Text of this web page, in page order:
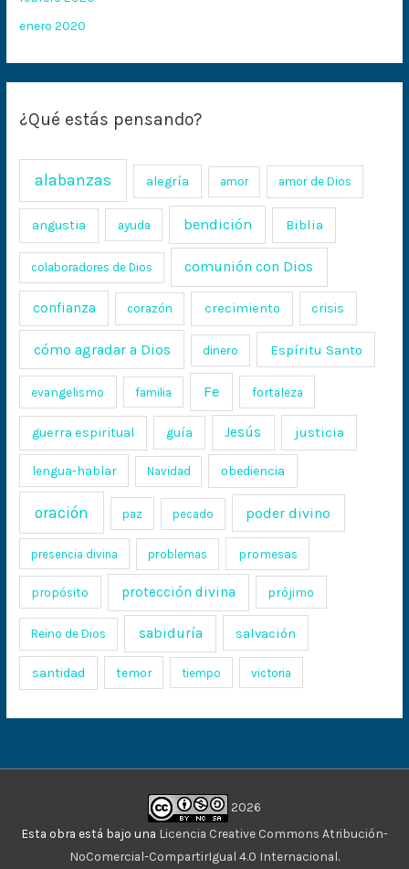
enero 2020
¿Qué estás pensando?
alabanzas alegría amor amor de Dios
angustia ayuda bendición Biblia
colaboradores de Dios comunión con Dios
confianza corazón crecimiento crisis
cómo agradar a Dios dinero Espíritu Santo
evangelismo familia Fe fortaleza
guerra espiritual guía Jesús justicia
lengua-hablar Navidad obediencia
oración paz pecado poder divino
presencia divina problemas promesas
propósito protección divina prójimo
Reino de Dios sabiduría salvación
santidad temor tiempo victoria
2026
Esta obra está bajo una Licencia Creative Commons Atribución-
NoComercial-CompartirIgual 4.0 Internacional.